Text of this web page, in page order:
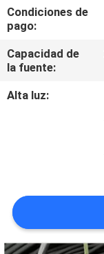
ÉNTRENOS
EN
CONTACTO
CON
UNA
CITA
Condiciones de
pago:
Capacidad de
la fuente:
Alta luz: